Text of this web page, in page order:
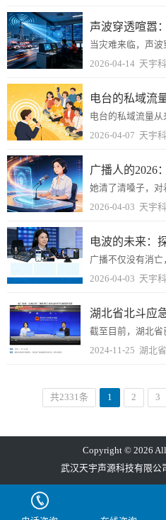
2026-04-14 天宇
电台的私域流
2026-04-07 天宇
2026-04-03 天宇
电波的未来：
2026-04-03 天宇
2024-11-25 湖北
共2331条 1 2 3
Copyright © 2026 All
武汉天宇声源科技有限公